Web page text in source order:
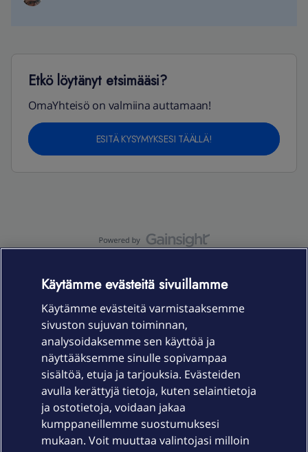
Etkö löytänyt etsimääsi?
OmaYhteisö on valmiina auttamaan!
ESITÄ KYSYMYKSESI TÄÄLLÄ!
Laitteet & liittymät
Palvelut
Käytämme evästeitä sivuillamme
Käytämme evästeitä varmistaaksemme
sivuston sujuvan toiminnan,
analysoidaksemme sen käyttöä ja
näyttääksemme sinulle sopivampaa
sisältöä, etuja ja tarjouksia. Evästeiden
avulla kerättyjä tietoja, kuten selaintietoja
ja ostotietoja, voidaan jakaa
kumppaneillemme suostumuksesi
mukaan. Voit muuttaa valintojasi milloin